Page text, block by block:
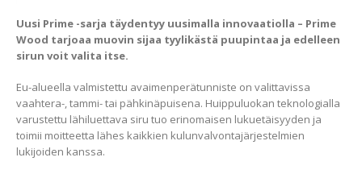
Uusi Prime -sarja täydentyy uusimalla innovaatiolla – Prime
Wood tarjoaa muovin sijaa tyylikästä puupintaa ja edelleen
sirun voit valita itse.
Eu-alueella valmistettu avaimenperätunniste on valittavissa
vaahtera-, tammi- tai pähkinäpuisena. Huippuluokan teknologialla
varustettu lähiluettava siru tuo erinomaisen lukuetäisyyden ja
toimii moitteetta lähes kaikkien kulunvalvontajärjestelmien
lukijoiden kanssa.